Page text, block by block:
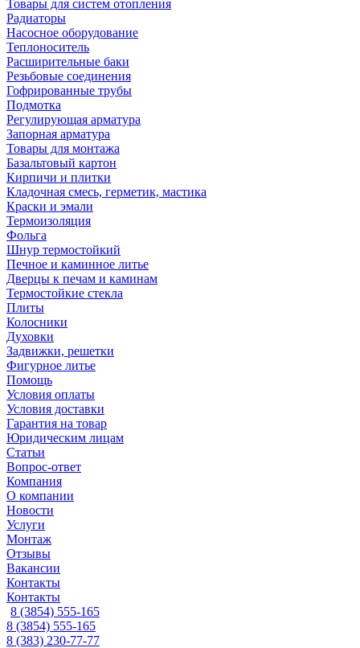
Товары для систем отопления
Радиаторы
Насосное оборудование
Теплоноситель
Расширительные баки
Резьбовые соединения
Гофрированные трубы
Подмотка
Регулирующая арматура
Запорная арматура
Товары для монтажа
Базальтовый картон
Кирпичи и плитки
Кладочная смесь, герметик, мастика
Краски и эмали
Термоизоляция
Фольга
Шнур термостойкий
Печное и каминное литье
Дверцы к печам и каминам
Термостойкие стекла
Плиты
Колосники
Духовки
Задвижки, решетки
Фигурное литье
Помощь
Условия оплаты
Условия доставки
Гарантия на товар
Юридическим лицам
Статьи
Вопрос-ответ
Компания
О компании
Новости
Услуги
Монтаж
Отзывы
Вакансии
Контакты
Контакты
8 (3854) 555-165
8 (3854) 555-165
8 (383) 230-77-77